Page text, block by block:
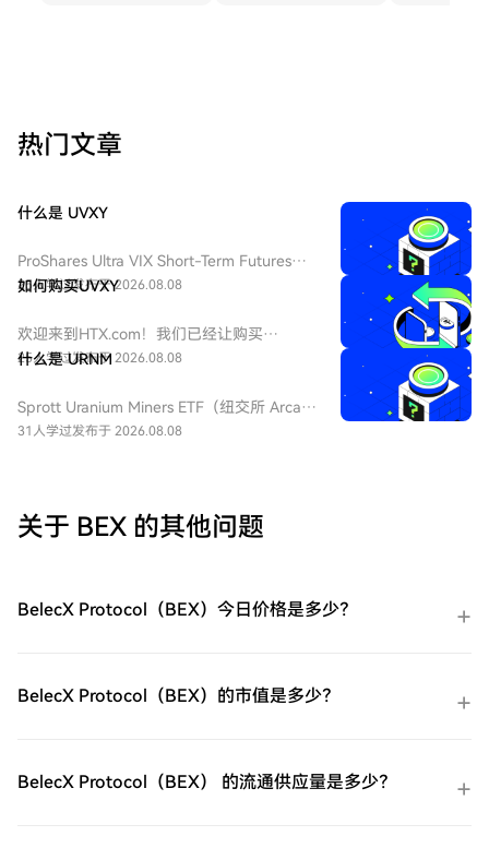
热门文章
什么是 UVXY
ProShares Ultra VIX Short-Term Futures
ETF（纽交所 Arca 代码：UVXY），中文：
ETF 为每日 2 倍杠杆做多 VIX 短期期货产
品，挂钩标普 500 短期波动率期货指数，该
基金通常用于在美股市场波动加剧或恐慌情
特性和期货展期成本，它不适合长期持有。
25人学过发布于 2026.08.08
如何购买UVXY
欢迎来到HTX.com！我们已经让购买
ProShares 两倍做多短期 VIX 期货
逐步指南，放心开始您的加密货币之旅。第
一步：创建您的HTX账户使用您的电子邮
或Mastercard即时购买ProShares 两倍做多
Pay等流行支付方法以增加便利性。C2C购
者提供个性化服务和竞争性汇率。第三步：
存储您的ProShares 两倍做多短期 VIX 期货
在您的HTX账户钱包中。您也可以通过区块
链转账将其发送到其他地方或者用于交易其
25人学过发布于 2026.08.08
什么是 URNM
Sprott Uranium Miners ETF（纽交所 Arca
代码：URNM），中文：无（bn无），传统
铀持有企业，受益全球清洁能源转型与核电
需求增长，是美股稀缺铀矿赛道投资工具。
31人学过发布于 2026.08.08
关于 BEX 的其他问题
BelecX Protocol（BEX）今日价格是多少？
BelecX Protocol（BEX）的市值是多少？
BelecX Protocol（BEX） 的流通供应量是多少？